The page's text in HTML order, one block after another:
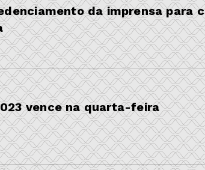
da imprensa para
vence na quarta-feira